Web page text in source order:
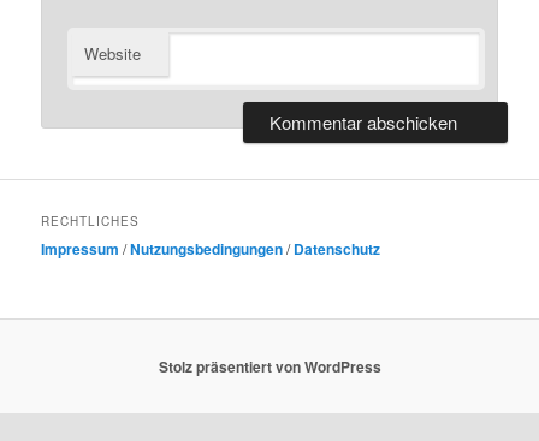
Website
RECHTLICHES
Impressum /Nutzungsbedingungen/Datenschutz
Stolz präsentiert von WordPress